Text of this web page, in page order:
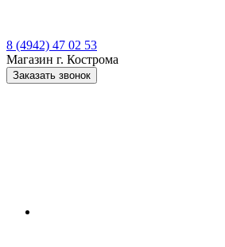
8 (4942) 47 02 53
Магазин г. Кострома
Заказать звонок